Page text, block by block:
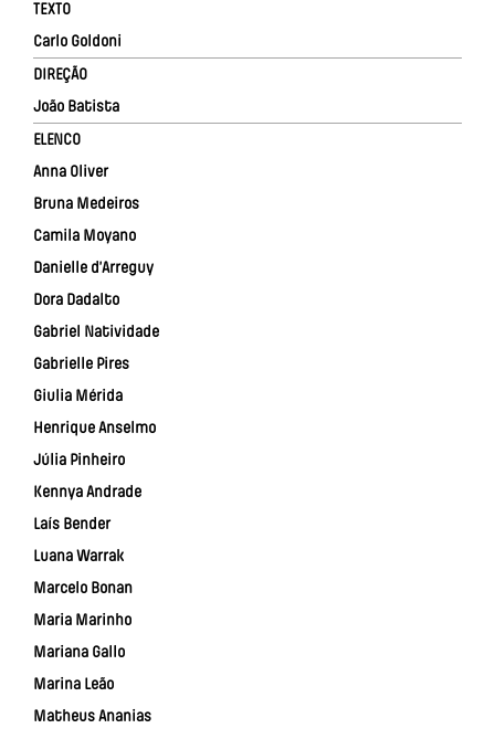
TEXTO
Carlo Goldoni
DIREÇÃO
João Batista
ELENCO
Anna Oliver
Bruna Medeiros
Camila Moyano
Danielle d’Arreguy
Dora Dadalto
Gabriel Natividade
Gabrielle Pires
Giulia Mérida
Henrique Anselmo
Júlia Pinheiro
Kennya Andrade
Laís Bender
Luana Warrak
Marcelo Bonan
Maria Marinho
Mariana Gallo
Marina Leão
Matheus Ananias